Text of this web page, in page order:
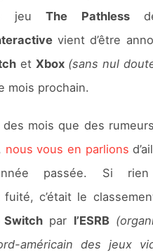
jeux Switch 2
le jeuThe Pathless
vient d’être
et Xbox (sans nul
mois prochain.
mois que des
nous vous en parlions
passée. Si rien
fuité, c’était le
Switch par l’ESRB
américain des jeux